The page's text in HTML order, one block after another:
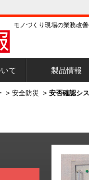
モノづくり現場の業務改
て 製品情報
> 安全防災 > 安否確認シ